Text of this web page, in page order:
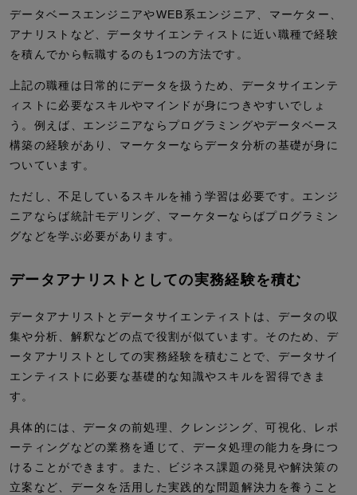
データベースエンジニアやWEB系エンジニア、マーケター、
アナリストなど、データサイエンティストに近い職種で経験
を積んでから転職するのも1つの方法です。
上記の職種は日常的にデータを扱うため、データサイエンテ
ィストに必要なスキルやマインドが身につきやすいでしょ
う。例えば、エンジニアならプログラミングやデータベース
構築の経験があり、マーケターならデータ分析の基礎が身に
ついています。
ただし、不足しているスキルを補う学習は必要です。エンジ
ニアならば統計モデリング、マーケターならばプログラミン
グなどを学ぶ必要があります。
データアナリストとしての実務経験を積む
データアナリストとデータサイエンティストは、データの収
集や分析、解釈などの点で役割が似ています。そのため、デ
ータアナリストとしての実務経験を積むことで、データサイ
エンティストに必要な基礎的な知識やスキルを習得できま
す。
具体的には、データの前処理、クレンジング、可視化、レポ
ーティングなどの業務を通じて、データ処理の能力を身につ
けることができます。また、ビジネス課題の発見や解決策の
立案など、データを活用した実践的な問題解決力を養うこと